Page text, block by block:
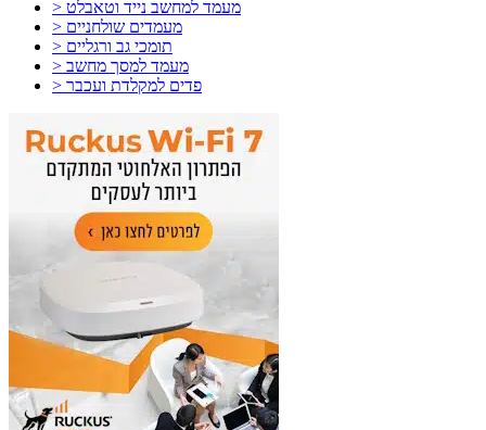
> מעמד למחשב נייד וטאבלט
> מעמדים שולחניים
> תומכי גב ורגליים
> מעמד למסך מחשב
> פדים למקלדת ועכבר